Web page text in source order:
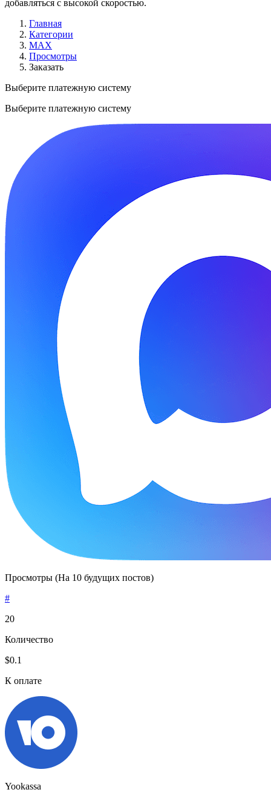
добавляться с высокой скоростью.
Главная
Категории
MAX
Просмотры
Заказать
Выберите платежную систему
Выберите платежную систему
Просмотры (На 10 будущих постов)
#
20
Количество
$0.1
К оплате
Yookassa